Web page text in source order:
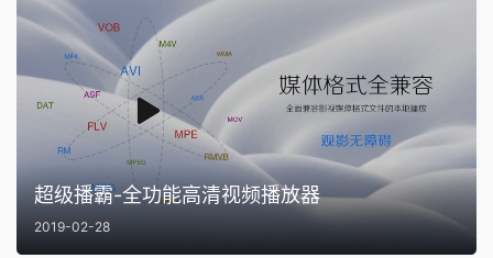
超级播霸-全功能高清视频播放器
2019-02-28